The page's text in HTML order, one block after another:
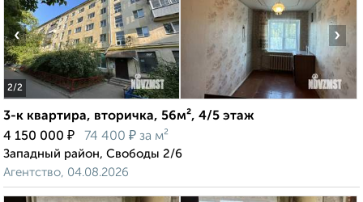
2/2
‹ ›
3-к квартира, вторичка, 56м², 4/5 этаж
4 150 000 ₽ 74 400 ₽ за м²
Западный район, Свободы 2/6
Агентство, 04.08.2026